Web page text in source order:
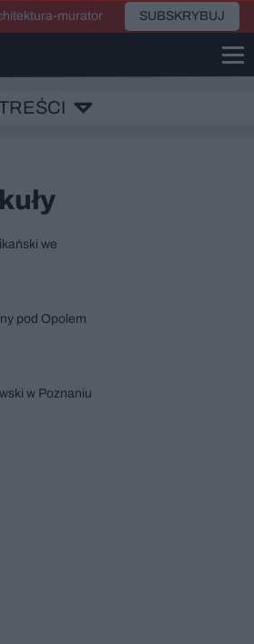
murator SUBSKRYBUJ
we
pod Opolem
w Poznaniu